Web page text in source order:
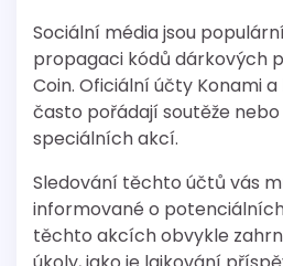
Sociální média jsou
propagaci kódů dárkových
Coin. Oficiální účty Konami
často pořádají soutěže
speciálních akcí.
Sledování těchto účtů vás
informované o
těchto akcích obvykle